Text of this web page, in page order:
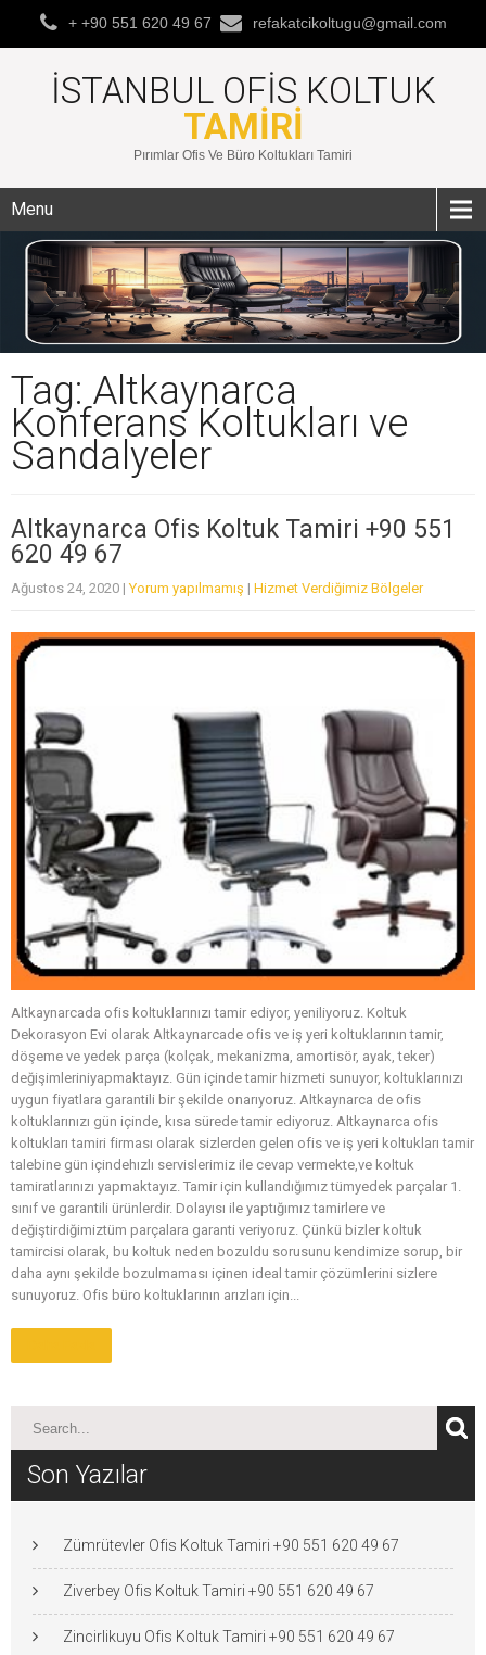
+ +90 551 620 49 67 refakatcikoltugu@gmail.com
İSTANBUL OFIS KOLTUK
TAMIRI
Pırımlar Ofis Ve Büro Koltukları Tamiri
Menu
Tag: Altkaynarca
Konferans Koltukları ve
Sandalyeler
Altkaynarca Ofis Koltuk Tamiri +90 551
620 49 67
Ağustos 24, 2020 |Yorum yapılmamış | Hizmet Verdiğimiz Bölgeler
Altkaynarcada ofis koltuklarınızı tamir ediyor, yeniliyoruz. Koltuk
Dekorasyon Evi olarak Altkaynarcade ofis ve iş yeri koltuklarının tamir,
döşeme ve yedek parça (kolçak, mekanizma, amortisör, ayak, teker)
değişimleriniyapmaktayız. Gün içinde tamir hizmeti sunuyor, koltuklarınızı
uygun fiyatlara garantili bir şekilde onarıyoruz. Altkaynarca de ofis
koltuklarınızı gün içinde, kısa sürede tamir ediyoruz. Altkaynarca ofis
koltukları tamiri firması olarak sizlerden gelen ofis ve iş yeri koltukları tamir
talebine gün içindehızlı servislerimiz ile cevap vermekte,ve koltuk
tamiratlarınızı yapmaktayız. Tamir için kullandığımız tümyedek parçalar 1.
sınıf ve garantili ürünlerdir. Dolayısı ile yaptığımız tamirlere ve
değiştirdiğimiztüm parçalara garanti veriyoruz. Çünkü bizler koltuk
tamircisi olarak, bu koltuk neden bozuldu sorusunu kendimize sorup, bir
daha aynı şekilde bozulmaması içinen ideal tamir çözümlerini sizlere
sunuyoruz. Ofis büro koltuklarının arızları için...
Son Yazılar
Zümrütevler Ofis Koltuk Tamiri +90 551 620 49 67
Ziverbey Ofis Koltuk Tamiri +90 551 620 49 67
Zincirlikuyu Ofis Koltuk Tamiri +90 551 620 49 67